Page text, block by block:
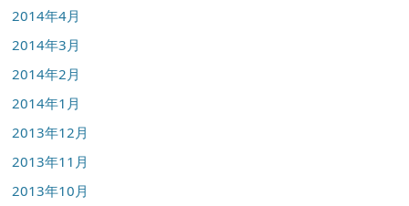
2014年4月
2014年3月
2014年2月
2014年1月
2013年12月
2013年11月
2013年10月